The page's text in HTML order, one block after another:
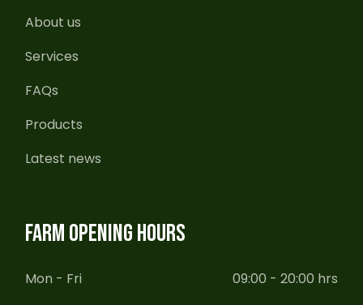
About us
Services
FAQs
Products
Latest news
FARM OPENING HOURS
Mon - Fri
09:00 - 20:00 hrs